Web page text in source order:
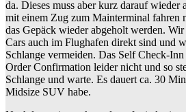
da. Dieses muss aber kurz darauf wieder
mit einem Zug zum Mainterminal fahren
das Gepäck wieder abgeholt werden.
Cars auch im Flughafen direkt sind und
Schlange vermeiden. Das Self Check-
Order Confirmation leider nicht und so
Schlange und warte. Es dauert ca. 30
Midsize SUV habe.